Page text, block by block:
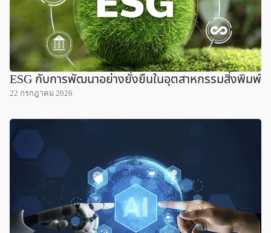
ESG กับการพัฒนาอย่างยั่งยืนในอุตสาหกรรมสิ่งพิมพ์
22 กรกฎาคม 2026